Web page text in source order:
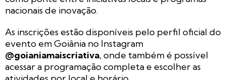
nacionais de inovação.
As inscrições estão disponíveis pelo perfil oficial do
evento em Goiânia no Instagram
@goianiamaiscriativa, onde também é possível
acessar a programação completa e escolher as